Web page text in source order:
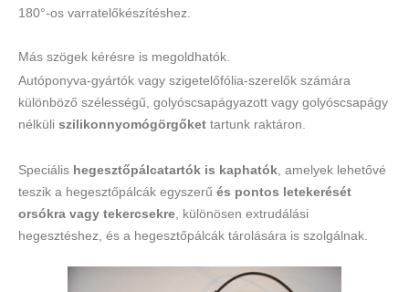
180°-os varratelőkészítéshez.
Más szögek kérésre is megoldhatók.
Autóponyva-gyártók vagy szigetelőfólia-szerelők számára
különböző szélességű, golyóscsapágyazott vagy golyóscsapágy
nélküli szilikonnyomógörgőket tartunk raktáron.
Speciális hegesztőpálcatartók is kaphatók, amelyek lehetővé
teszik a hegesztőpálcák egyszerű és pontos letekerését
orsókra vagy tekercsekre, különösen extrudálási
hegesztéshez, és a hegesztőpálcák tárolására is szolgálnak.